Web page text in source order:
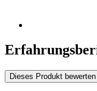
Dieses Produkt bewerten